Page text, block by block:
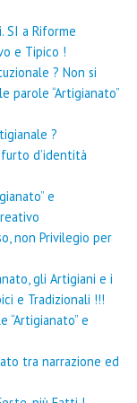
SI a Riforme
e Tipico !
? Non si
parole “Artigianato”
?
d’identità
e
non Privilegio per
gli Artigiani e i
e Tradizionali !!!
“Artigianato” e
tra narrazione ed